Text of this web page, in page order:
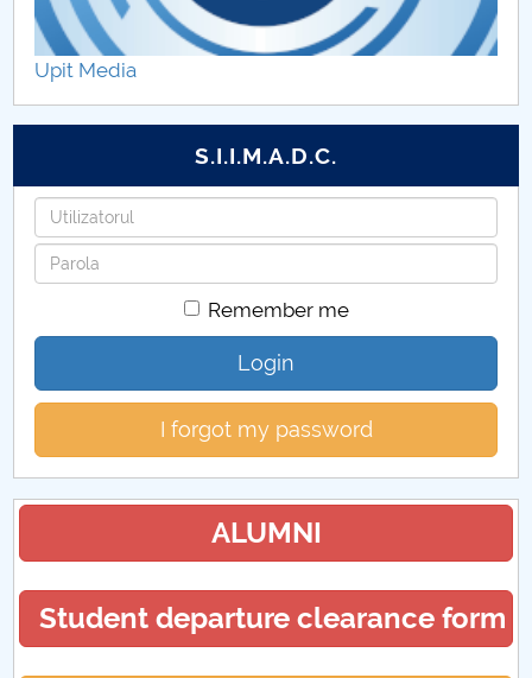
Facilități FMT (CUP)
Regulamente FMT (CUP)
Proceduri secretariat FMT (CUP)
Calendar FMT (CUP)
Grupe FMT (CUP)
Contracte de studii și discipline opționale FMT
(CUP)
Examene FMT (CUP)
Absolvire FMT (CUP)
Upit Media
S.I.I.M.A.D.C.
Username
Password
Remember me
Login
I forgot my password
ALUMNI
Student departure clearance form